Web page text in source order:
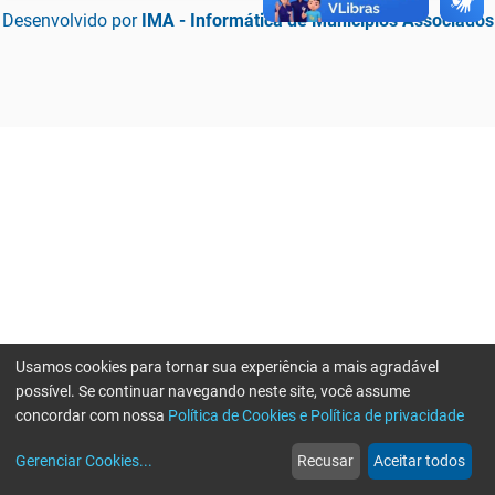
Desenvolvido por IMA - Informática de Municípios Associados
web
Notícias
more_horiz
Mais
Usamos cookies para tornar sua experiência a mais agradável
possível. Se continuar navegando neste site, você assume
concordar com nossa Política de Cookies e Política de privacidade
Gerenciar Cookies... Recusar Aceitar todos
Erro ao enviar informações, por favor tente novamente